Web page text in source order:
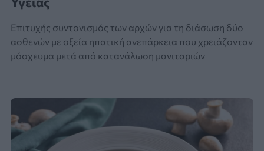
Επιτυχής συντονισμός των αρχών για τη διάσωση δύο
ασθενών με οξεία ηπατική ανεπάρκεια που χρειάζονταν
μόσχευμα μετά από κατανάλωση μανιταριών